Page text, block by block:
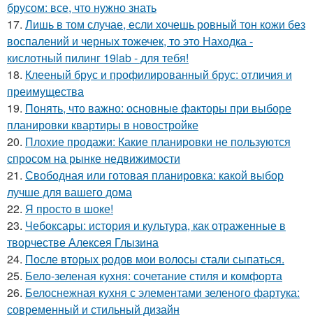
брусом: все, что нужно знать
17. Лишь в том случае, если хочешь ровный тон кожи без
воспалений и черных тожечек, то это Находка -
кислотный пилинг 19lab - для тебя!
18. Клееный брус и профилированный брус: отличия и
преимущества
19. Понять, что важно: основные факторы при выборе
планировки квартиры в новостройке
20. Плохие продажи: Какие планировки не пользуются
спросом на рынке недвижимости
21. Свободная или готовая планировка: какой выбор
лучше для вашего дома
22. Я просто в шоке!
23. Чебоксары: история и культура, как отраженные в
творчестве Алексея Глызина
24. После вторых родов мои волосы стали сыпаться.
25. Бело-зеленая кухня: сочетание стиля и комфорта
26. Белоснежная кухня с элементами зеленого фартука:
современный и стильный дизайн